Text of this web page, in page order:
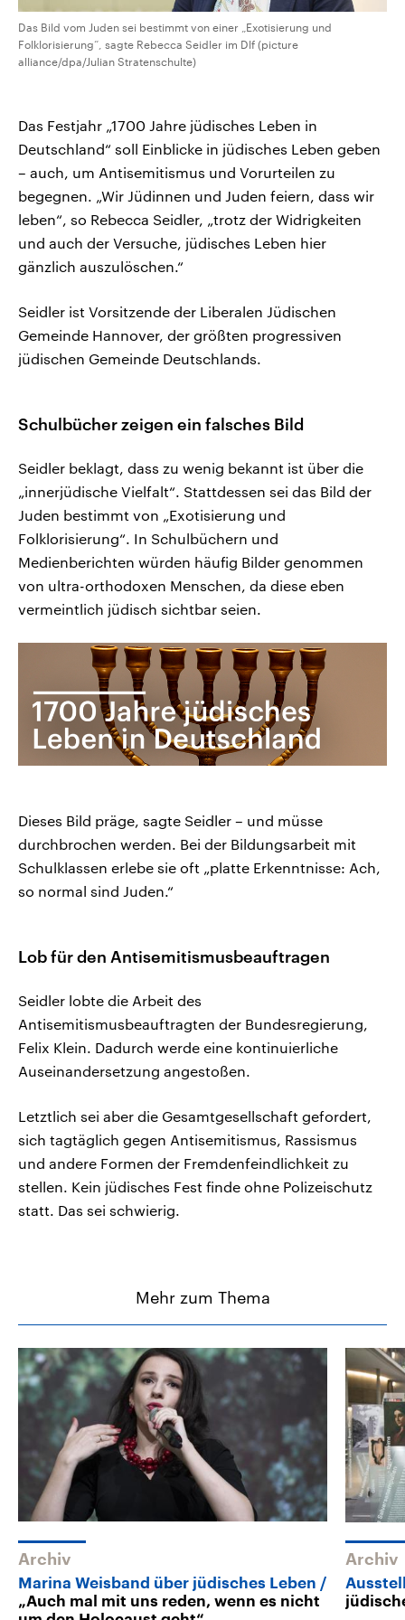
Das Bild vom Juden sei bestimmt von einer „Exotisierung und
Folklorisierung“, sagte Rebecca Seidler im Dlf (picture
alliance/dpa/Julian Stratenschulte)
Das Festjahr „1700 Jahre jüdisches Leben in
Deutschland“ soll Einblicke in jüdisches Leben geben
– auch, um Antisemitismus und Vorurteilen zu
begegnen. „Wir Jüdinnen und Juden feiern, dass wir
leben“, so Rebecca Seidler, „trotz der Widrigkeiten
und auch der Versuche, jüdisches Leben hier
gänzlich auszulöschen.“
Seidler ist Vorsitzende der Liberalen Jüdischen
Gemeinde Hannover, der größten progressiven
jüdischen Gemeinde Deutschlands.
Schulbücher zeigen ein falsches Bild
Seidler beklagt, dass zu wenig bekannt ist über die
„innerjüdische Vielfalt“. Stattdessen sei das Bild der
Juden bestimmt von „Exotisierung und
Folklorisierung“. In Schulbüchern und
Medienberichten würden häufig Bilder genommen
von ultra-orthodoxen Menschen, da diese eben
vermeintlich jüdisch sichtbar seien.
Dieses Bild präge, sagte Seidler – und müsse
durchbrochen werden. Bei der Bildungsarbeit mit
Schulklassen erlebe sie oft „platte Erkenntnisse: Ach,
so normal sind Juden.“
Lob für den Antisemitismusbeauftragen
Seidler lobte die Arbeit des
Antisemitismusbeauftragten der Bundesregierung,
Felix Klein. Dadurch werde eine kontinuierliche
Auseinandersetzung angestoßen.
Letztlich sei aber die Gesamtgesellschaft gefordert,
sich tagtäglich gegen Antisemitismus, Rassismus
und andere Formen der Fremdenfeindlichkeit zu
stellen. Kein jüdisches Fest finde ohne Polizeischutz
statt. Das sei schwierig.
Mehr zum Thema
Archiv
Marina Weisband über jüdisches Leben
„Auch mal mit uns reden, wenn es nicht
Archiv